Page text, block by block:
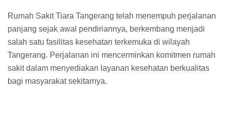
Rumah Sakit Tiara Tangerang telah menempuh perjalanan
panjang sejak awal pendiriannya, berkembang menjadi
salah satu fasilitas kesehatan terkemuka di wilayah
Tangerang. Perjalanan ini mencerminkan komitmen rumah
sakit dalam menyediakan layanan kesehatan berkualitas
bagi masyarakat sekitarnya.